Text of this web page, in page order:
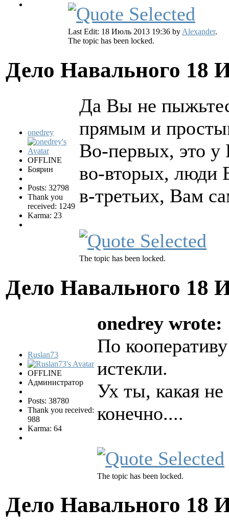
Last Edit: 18 Июль 2013 19:36 by Alexander.
The topic has been locked.
Дело Навального 18
onedrey
OFFLINE
Боярин
Posts: 32798
Thank you
received: 1249
Karma: 23
Да Вы не
прямым и
Во-первых, это у
во-вторых, люди
в-третьих, Вам
The topic has been locked.
Дело Навального 18
Ruslan73
OFFLINE
Администратор
Posts: 38780
Thank you received:
988
Karma: 64
onedrey wrote:
По
истекли.
Ух ты, какая
конечно....
The topic has been locked.
Дело Навального 18